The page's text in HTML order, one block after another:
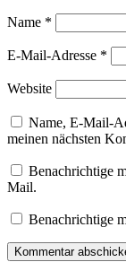
Name *
E-Mail-Adresse *
Website
Name, E-Mail-
meinen nächsten
Benachrichtige
Mail.
Benachrichtige